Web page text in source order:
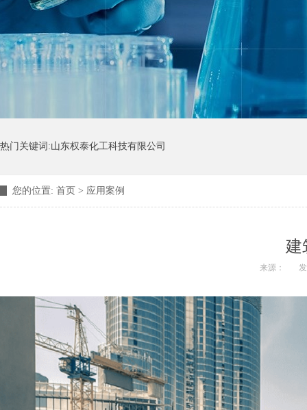
热门关键词:山东权泰化工科技有限公司
您的位置: 首页 > 应用案例
建
来源：